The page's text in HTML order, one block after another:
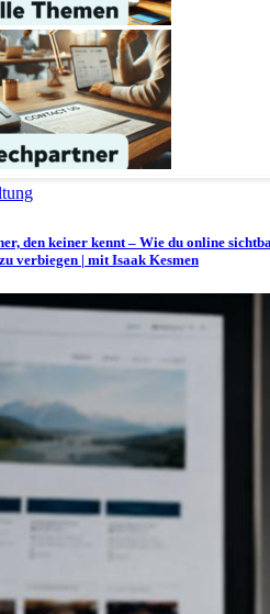
den keiner kennt – Wie du online
verbiegen | mit Isaak Kesmen